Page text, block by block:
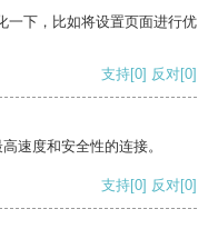
一下，比如将设置页面进行优
支持[0] 反对[0]
速度和安全性的连接。
支持[0] 反对[0]